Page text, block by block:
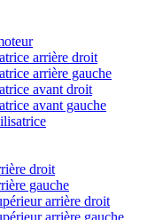
arrière droit
arrière gauche
avant droit
avant gauche
droit
gauche
arrière droit
arrière gauche